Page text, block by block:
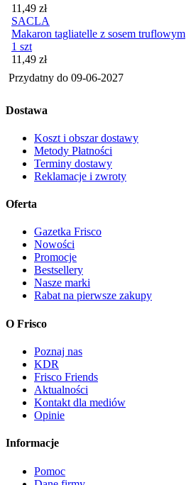
Cena
11,49 zł
SACLA
Makaron tagliatelle z sosem truflowym
1 szt
Cena
11,49 zł
Przydatny do 09-06-2027
Dostawa
Koszt i obszar dostawy
Metody Płatności
Terminy dostawy
Reklamacje i zwroty
Oferta
Gazetka Frisco
Nowości
Promocje
Bestsellery
Nasze marki
Rabat na pierwsze zakupy
O Frisco
Poznaj nas
KDR
Frisco Friends
Aktualności
Kontakt dla mediów
Opinie
Informacje
Pomoc